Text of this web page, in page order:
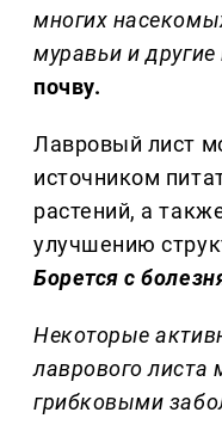
многих
муравьи и другие
почву.
Лавровый лист
источником
растений, а
улучшению
Борется с
Некоторые
лаврового листа
грибковыми